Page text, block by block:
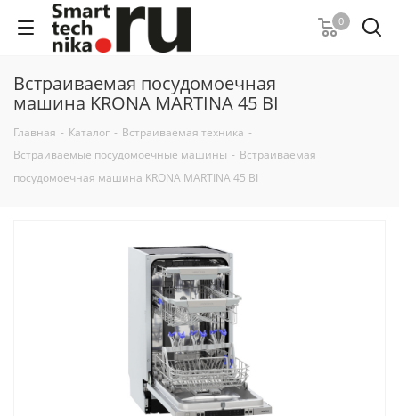
0
Встраиваемая посудомоечная
машина KRONA MARTINA 45 BI
Главная - Каталог - Встраиваемая техника -
Встраиваемые посудомоечные машины - Встраиваемая
посудомоечная машина KRONA MARTINA 45 BI